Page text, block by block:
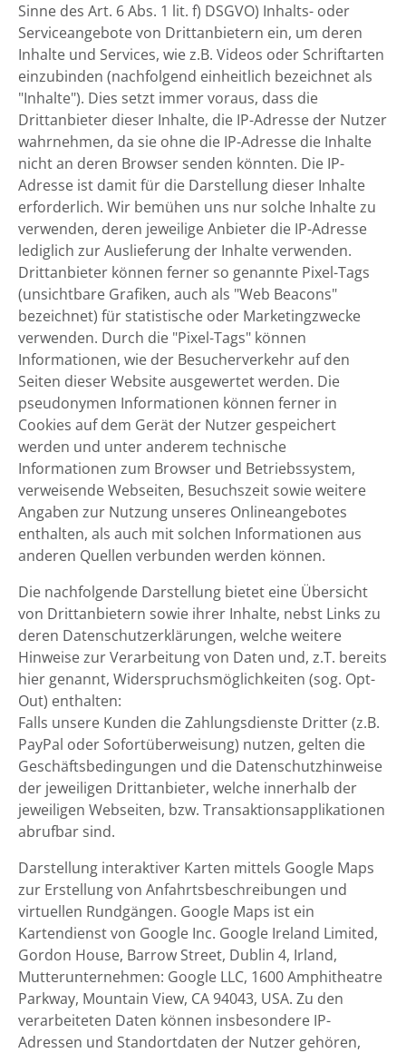
Sinne des Art. 6 Abs. 1 lit. f) DSGVO) Inhalts- oder
Serviceangebote von Drittanbietern ein, um deren
Inhalte und Services, wie z.B. Videos oder Schriftarten
einzubinden (nachfolgend einheitlich bezeichnet als
"Inhalte"). Dies setzt immer voraus, dass die
Drittanbieter dieser Inhalte, die IP-Adresse der Nutzer
wahrnehmen, da sie ohne die IP-Adresse die Inhalte
nicht an deren Browser senden könnten. Die IP-
Adresse ist damit für die Darstellung dieser Inhalte
erforderlich. Wir bemühen uns nur solche Inhalte zu
verwenden, deren jeweilige Anbieter die IP-Adresse
lediglich zur Auslieferung der Inhalte verwenden.
Drittanbieter können ferner so genannte Pixel-Tags
(unsichtbare Grafiken, auch als "Web Beacons"
bezeichnet) für statistische oder Marketingzwecke
verwenden. Durch die "Pixel-Tags" können
Informationen, wie der Besucherverkehr auf den
Seiten dieser Website ausgewertet werden. Die
pseudonymen Informationen können ferner in
Cookies auf dem Gerät der Nutzer gespeichert
werden und unter anderem technische
Informationen zum Browser und Betriebssystem,
verweisende Webseiten, Besuchszeit sowie weitere
Angaben zur Nutzung unseres Onlineangebotes
enthalten, als auch mit solchen Informationen aus
anderen Quellen verbunden werden können.
Die nachfolgende Darstellung bietet eine Übersicht
von Drittanbietern sowie ihrer Inhalte, nebst Links zu
deren Datenschutzerklärungen, welche weitere
Hinweise zur Verarbeitung von Daten und, z.T. bereits
hier genannt, Widerspruchsmöglichkeiten (sog. Opt-
Out) enthalten:
Falls unsere Kunden die Zahlungsdienste Dritter (z.B.
PayPal oder Sofortüberweisung) nutzen, gelten die
Geschäftsbedingungen und die Datenschutzhinweise
der jeweiligen Drittanbieter, welche innerhalb der
jeweiligen Webseiten, bzw. Transaktionsapplikationen
abrufbar sind.
Darstellung interaktiver Karten mittels Google Maps
zur Erstellung von Anfahrtsbeschreibungen und
virtuellen Rundgängen. Google Maps ist ein
Kartendienst von Google Inc. Google Ireland Limited,
Gordon House, Barrow Street, Dublin 4, Irland,
Mutterunternehmen: Google LLC, 1600 Amphitheatre
Parkway, Mountain View, CA 94043, USA. Zu den
verarbeiteten Daten können insbesondere IP-
Adressen und Standortdaten der Nutzer gehören,